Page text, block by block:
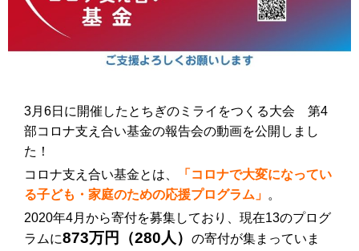
3月6日に開催したとちぎのミライをつくる大会 第4
部コロナ支え合い基金の報告会の動画を公開しまし
た！
コロナ支え合い基金とは、
「コロナで大変になってい
る子ども・家庭のための応援プログラム」 。
2020年4月から寄付を募集しており、現在13のプログ
ラムに873万円（280人）
の寄付が集まっていま